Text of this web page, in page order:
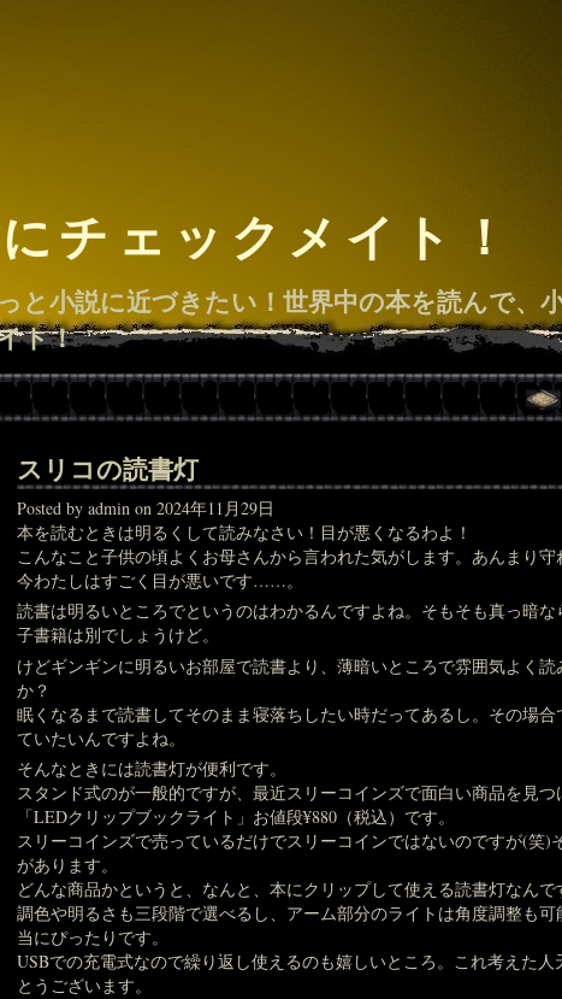
チェックメイト！
と小説に近づきたい！世界中の本を読んで、
ト！
スリコの読書灯
Posted by admin on 2024年11月29日
本を読むときは明るくして読みなさい！目が悪くなるわよ！
こんなこと子供の頃よくお母さんから言われた気がします。あんまり
今わたしはすごく目が悪いです……。
読書は明るいところでというのはわかるんですよね。そもそも真っ暗
子書籍は別でしょうけど。
けどギンギンに明るいお部屋で読書より、薄暗いところで雰囲気よく
か？
眠くなるまで読書してそのまま寝落ちしたい時だってあるし。その場
ていたいんですよね。
そんなときには読書灯が便利です。
スタンド式のが一般的ですが、最近スリーコインズで面白い商品を見
「LEDクリップブックライト」お値段¥880（税込）です。
スリーコインズで売っているだけでスリーコインではないのですが(笑)
があります。
どんな商品かというと、なんと、本にクリップして使える読書灯なんで
調色や明るさも三段階で選べるし、アーム部分のライトは角度調整も
当にぴったりです。
USBでの充電式なので繰り返し使えるのも嬉しいところ。これ考えた
とうございます。